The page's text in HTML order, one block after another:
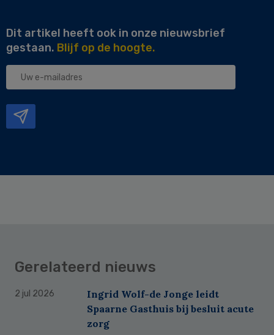
Dit artikel heeft ook in onze nieuwsbrief
gestaan. Blijf op de hoogte.
Uw
Gerelateerd nieuws
2 jul 2026
Ingrid Wolf-de Jonge leidt
Spaarne Gasthuis bij besluit acute
zorg